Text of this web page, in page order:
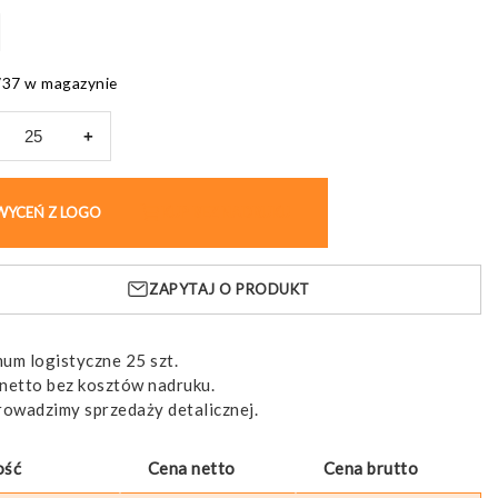
w magazynie
+
Z LOGO
ZAPYTAJ O PRODUKT
logistyczne 25 szt.
bez kosztów nadruku.
sprzedaży detalicznej.
Cena netto Cena brutto